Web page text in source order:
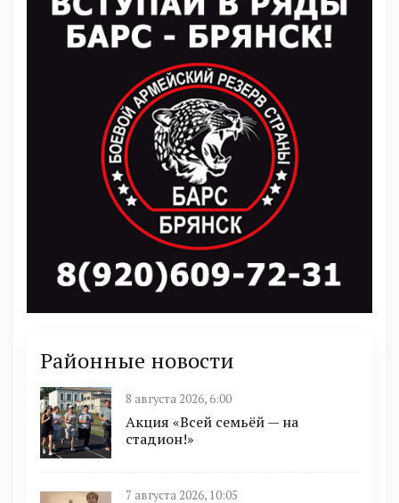
Районные новости
8 августа 2026, 6:00
Акция «Всей семьёй — на
стадион!»
7 августа 2026, 10:05